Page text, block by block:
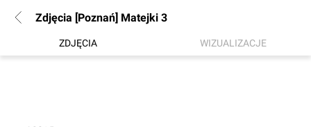
Zdjęcia [Poznań] Matejki 3
ZDJĘCIA WIZUALIZACJE